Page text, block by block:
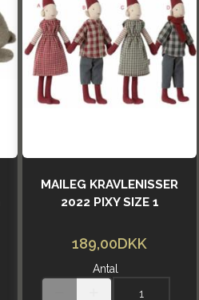
MAILEG KRAVLENISSER
2022 PIXY SIZE 1
189,00DKK
Antal